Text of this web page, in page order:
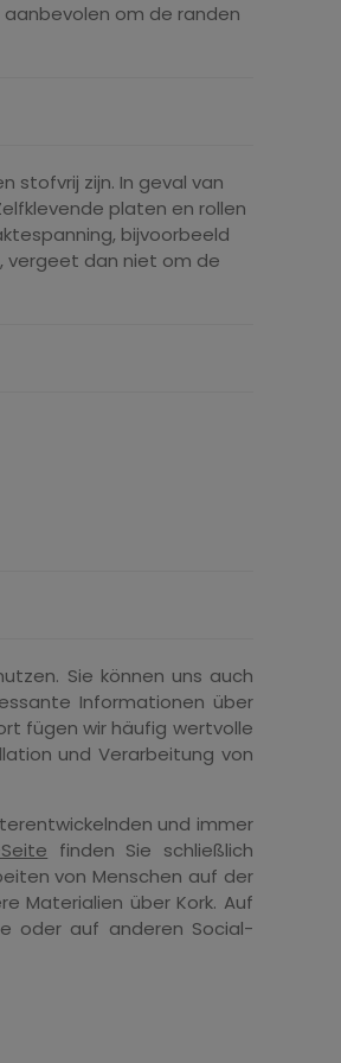
om de randen
stofvrij zijn. In geval van
platen en rollen
bijvoorbeeld
vergeet dan niet om de
Sie können uns auch
Informationen über
fügen wir häufig wertvolle
und Verarbeitung von
und immer
finden Sie schließlich
von Menschen auf der
Materialien über Kork. Auf
oder auf anderen Social-